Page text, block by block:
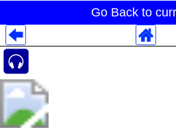
Go Back to
Despliegues Analytics
Despliegues Totales
Despliegues por Rubros